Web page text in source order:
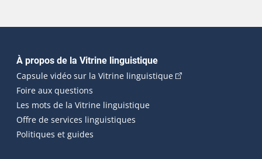
Navigation principale
À propos de la Vitrine linguistique
Capsule vidéo sur la Vitrine linguistique(Cet hyperlien
Foire aux questions
Les mots de la Vitrine linguistique
Offre de services linguistiques
Politiques et guides